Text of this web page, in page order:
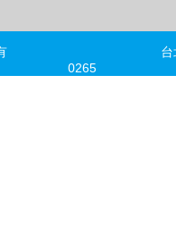
©版權所有 台北
0265